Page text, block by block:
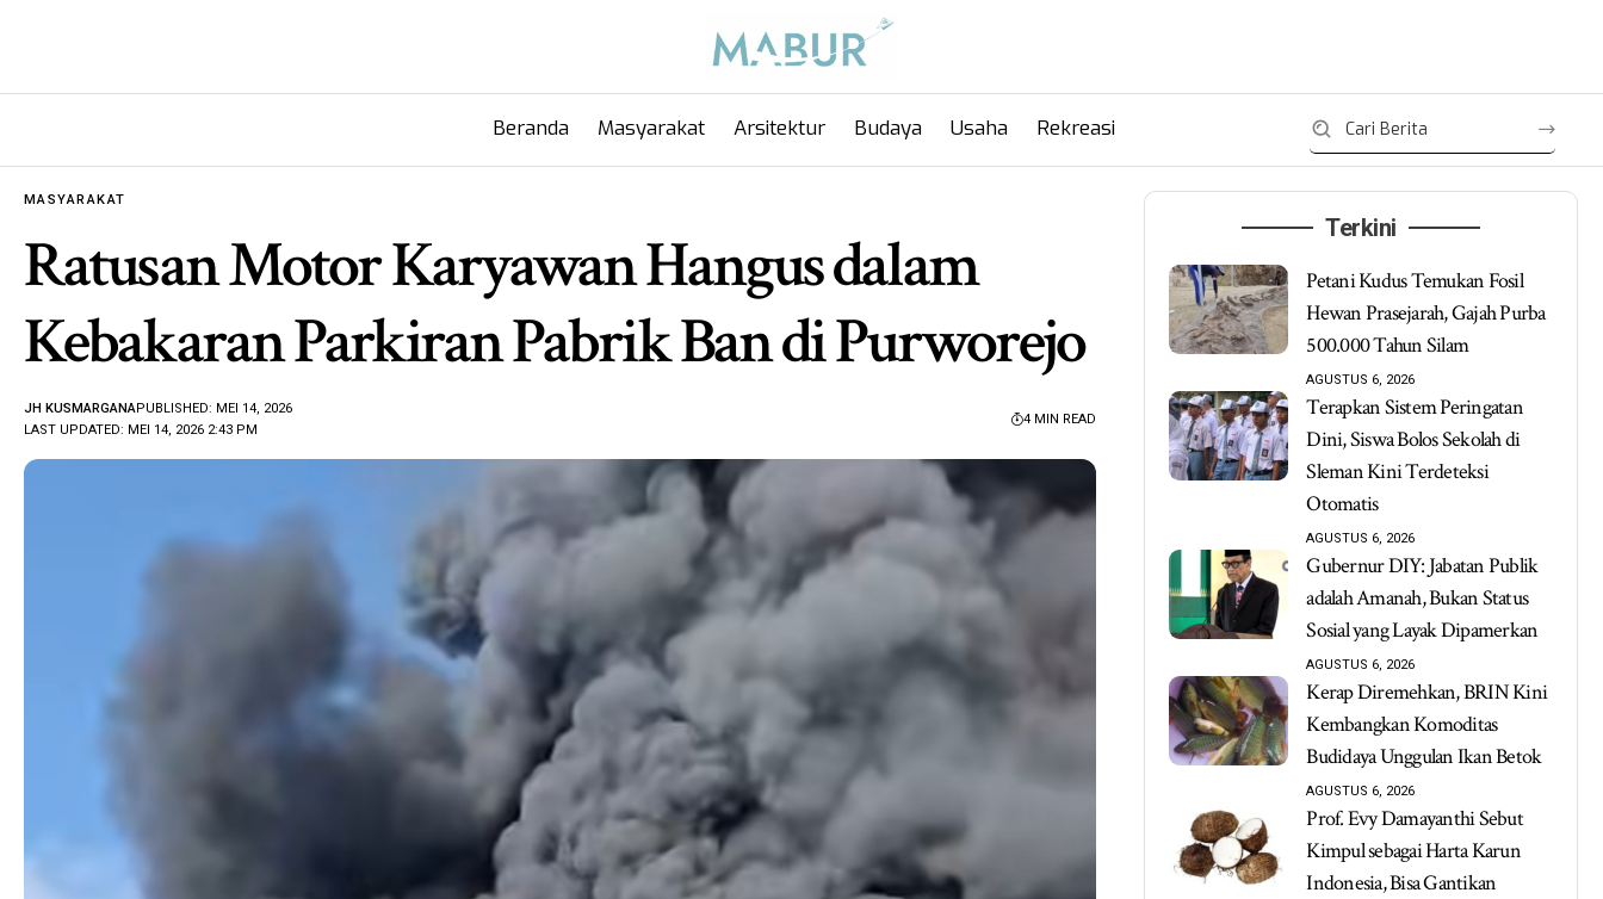
Beranda Masyarakat Arsitektur Budaya Usaha Rekreasi
MASYARAKAT
Ratusan Motor Karyawan Hangus dalam
Kebakaran Parkiran Pabrik Ban di Purworejo
LAST UPDATED: MEI 14, 2026 2:43 PM
JH KUSMARGANAPUBLISHED: MEI 14, 2026
4 MIN READ
Terkini
Petani Kudus Temukan Fosil
Hewan Prasejarah, Gajah Purba
500.000 Tahun Silam
AGUSTUS 6, 2026
Terapkan Sistem Peringatan
Dini, Siswa Bolos Sekolah di
Sleman Kini Terdeteksi
Otomatis
AGUSTUS 6, 2026
Gubernur DIY: Jabatan Publik
adalah Amanah, Bukan Status
Sosial yang Layak Dipamerkan
AGUSTUS 6, 2026
Kerap Diremehkan, BRIN Kini
Kembangkan Komoditas
Budidaya Unggulan Ikan Betok
AGUSTUS 6, 2026
Prof. Evy Damayanthi Sebut
Kimpul sebagai Harta Karun
Indonesia, Bisa Gantikan